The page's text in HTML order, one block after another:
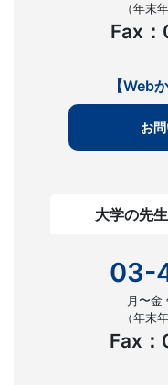
（年末
Fax
【Web
お
大学の先
03-
月〜金
（年末
Fax